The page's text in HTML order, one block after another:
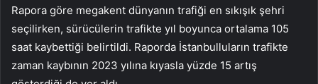
Rapora göre megakent dünyanın trafiği en sıkışık şehri
seçilirken, sürücülerin trafikte yıl boyunca ortalama 105
saat kaybettiği belirtildi. Raporda İstanbulluların trafikte
zaman kaybının 2023 yılına kıyasla yüzde 15 artış